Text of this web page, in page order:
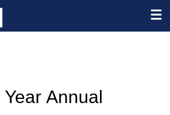
Annual